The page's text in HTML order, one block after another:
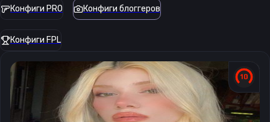
Конфиги PRO Конфиги блоггеров
Конфиги FPL